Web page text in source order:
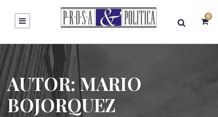
0
AUTOR:MARIO
BOJORQUEZ